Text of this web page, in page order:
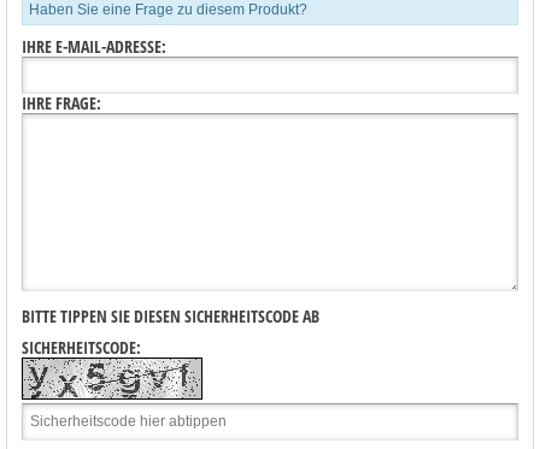
Haben Sie eine Frage zu diesem Produkt?
IHRE E-MAIL-ADRESSE:
IHRE FRAGE:
BITTE TIPPEN SIE DIESEN SICHERHEITSCODE AB
SICHERHEITSCODE: